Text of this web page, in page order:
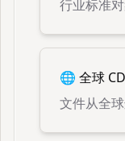
行业标准
🌐 全球
文件从全球